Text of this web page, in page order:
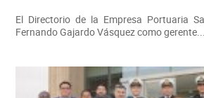
El Directorio de la Empresa Portuaria
Fernando Gajardo Vásquez como gerente...